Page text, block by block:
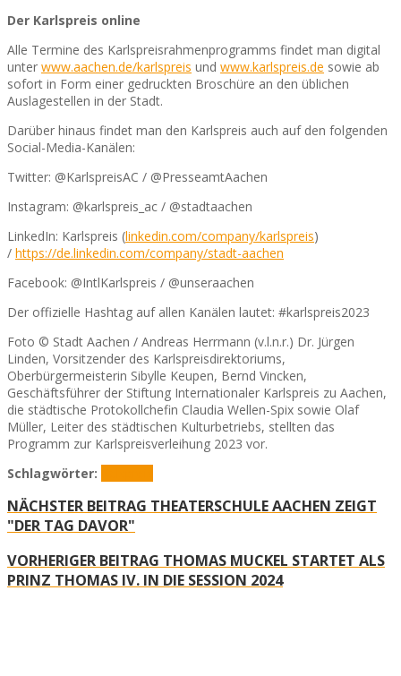
Der Karlspreis online
Alle Termine des Karlspreisrahmenprogramms findet man digital
unter www.aachen.de/karlspreis und www.karlspreis.de sowie ab
sofort in Form einer gedruckten Broschüre an den üblichen
Auslagestellen in der Stadt.
Darüber hinaus findet man den Karlspreis auch auf den folgenden
Social-Media-Kanälen:
Twitter: @KarlspreisAC / @PresseamtAachen
Instagram: @karlspreis_ac / @stadtaachen
LinkedIn: Karlspreis (linkedin.com/company/karlspreis)
/ https://de.linkedin.com/company/stadt-aachen
Facebook: @IntlKarlspreis / @unseraachen
Der offizielle Hashtag auf allen Kanälen lautet: #karlspreis2023
Foto © Stadt Aachen / Andreas Herrmann (v.l.n.r.) Dr. Jürgen
Linden, Vorsitzender des Karlspreisdirektoriums,
Oberbürgermeisterin Sibylle Keupen, Bernd Vincken,
Geschäftsführer der Stiftung Internationaler Karlspreis zu Aachen,
die städtische Protokollchefin Claudia Wellen-Spix sowie Olaf
Müller, Leiter des städtischen Kulturbetriebs, stellten das
Programm zur Karlspreisverleihung 2023 vor.
Schlagwörter:
NÄCHSTER BEITRAG THEATERSCHULE AACHEN ZEIGT
"DER TAG DAVOR"
VORHERIGER BEITRAG THOMAS MUCKEL STARTET ALS
PRINZ THOMAS IV. IN DIE SESSION 2024